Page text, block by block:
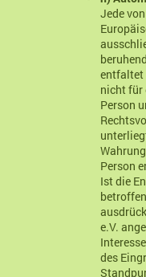
Jede
entfaltet
nicht für
Person
Person
Ist die
e.V.
des